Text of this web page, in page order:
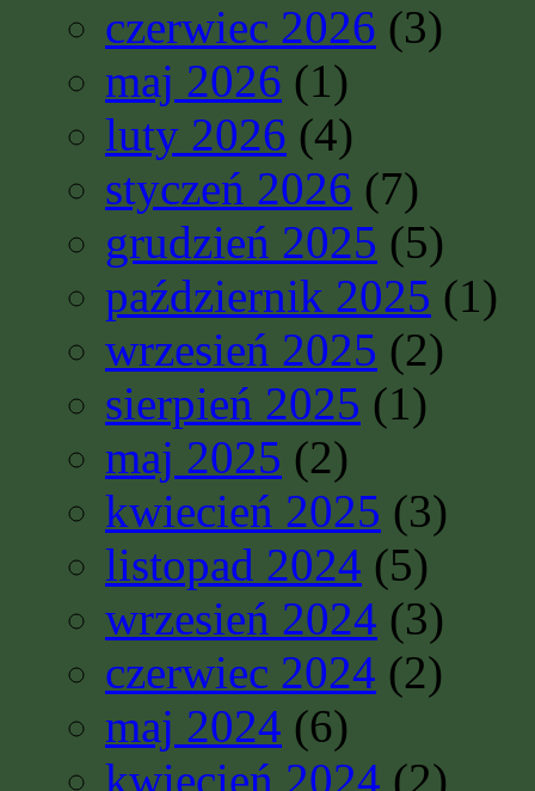
czerwiec 2026 (3)
maj 2026 (1)
luty 2026 (4)
styczeń 2026 (7)
grudzień 2025 (5)
październik 2025 (1)
wrzesień 2025 (2)
sierpień 2025 (1)
maj 2025 (2)
kwiecień 2025 (3)
listopad 2024 (5)
wrzesień 2024 (3)
czerwiec 2024 (2)
maj 2024 (6)
kwiecień 2024 (2)